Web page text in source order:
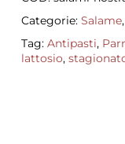
Categorie: Salame,
Tag: Antipasti,
lattosio,